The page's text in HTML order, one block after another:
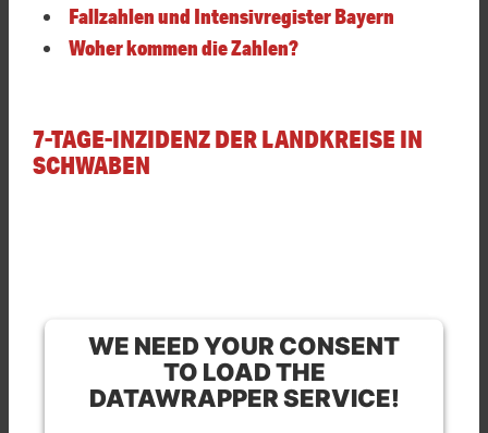
Fallzahlen und Intensivregister Bayern
Woher kommen die Zahlen?
7-TAGE-INZIDENZ DER LANDKREISE IN
SCHWABEN
WE NEED YOUR CONSENT
TO LOAD THE
DATAWRAPPER SERVICE!